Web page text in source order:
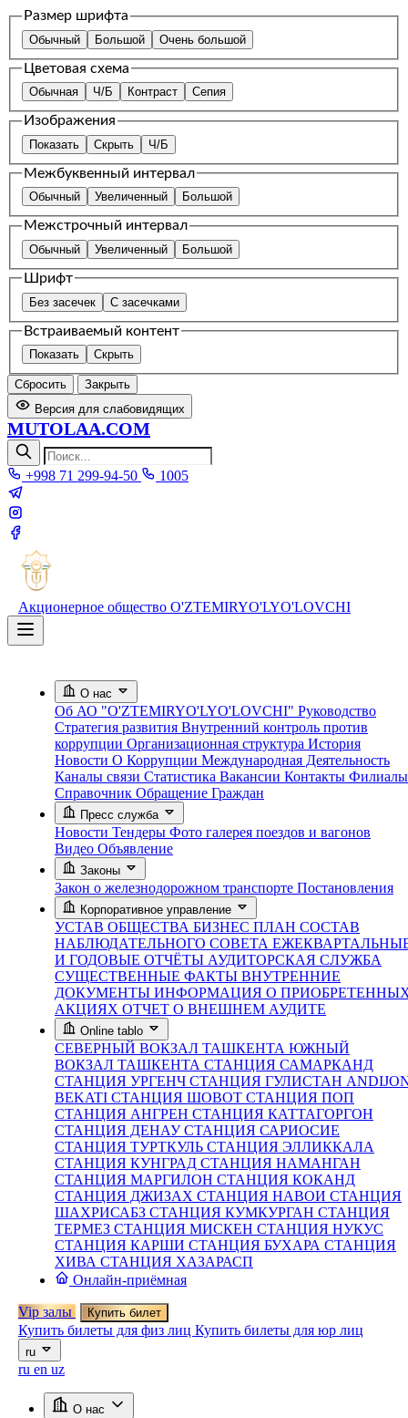
Размер шрифта
Обычный Большой Очень большой
Цветовая схема
Обычная Ч/Б Контраст Сепия
Изображения
Показать Скрыть Ч/Б
Межбуквенный интервал
Обычный Увеличенный Большой
Межстрочный интервал
Обычный Увеличенный Большой
Шрифт
Без засечек С засечками
Встраиваемый контент
Показать Скрыть
Сбросить
Закрыть
Версия для слабовидящих
MUTOLAA.COM
+998 71 299-94-50 1005
Акционерное общество O'ZTEMIRYO'LYO'LOVCHI
О нас
Об АО "O'ZTEMIRYO'LYO'LOVCHI" Руководство
Стратегия развития Внутренний контроль против
коррупции Организационная структура История
Новости О Коррупции Международная Деятельность
Каналы связи Статистика Вакансии Контакты Филиалы
Справочник Обращение Граждан
Пресс служба
Новости Тендеры Фото галерея поездов и вагонов
Видео Объявление
Законы
Закон о железнодорожном транспорте Постановления
Корпоративное управление
УСТАВ ОБЩЕСТВА БИЗНЕС ПЛАН СОСТАВ
НАБЛЮДАТЕЛЬНОГО СОВЕТА
И ГОДОВЫЕ ОТЧЁТЫ АУДИТОРСКАЯ СЛУЖБА
СУЩЕСТВЕННЫЕ ФАКТЫ ВНУТРЕННИЕ
ДОКУМЕНТЫ ИНФОРМАЦИЯ О
АКЦИЯХ ОТЧЕТ О ВНЕШНЕМ АУДИТЕ
Online tablo
СЕВЕРНЫЙ ВОКЗАЛ ТАШКЕНТА ЮЖНЫЙ
ВОКЗАЛ ТАШКЕНТА СТАНЦИЯ САМАРКАНД
СТАНЦИЯ УРГЕНЧ СТАНЦИЯ ГУЛИСТАН
BEKATI СТАНЦИЯ ШОВОТ СТАНЦИЯ ПОП
СТАНЦИЯ АНГРЕН СТАНЦИЯ КАТТАГОРГОН
СТАНЦИЯ ДЕНАУСТАНЦИЯ САРИОСИЕ
СТАНЦИЯ ТУРТКУЛЬ СТАНЦИЯ ЭЛЛИККАЛА
СТАНЦИЯ КУНГРАД СТАНЦИЯ НАМАНГАН
СТАНЦИЯ МАРГИЛОН СТАНЦИЯ КОКАНД
СТАНЦИЯ ДЖИЗАХ СТАНЦИЯ НАВОИ СТАНЦИЯ
ШАХРИСАБЗ СТАНЦИЯ КУМКУРГАН СТАНЦИЯ
ТЕРМЕЗ СТАНЦИЯ МИСКЕН СТАНЦИЯ НУКУС
СТАНЦИЯ КАРШИ СТАНЦИЯ БУХАРА СТАНЦИЯ
ХИВА СТАНЦИЯ ХАЗАРАСП
Онлайн-приёмная
Vip залы Купить билет
Купить билеты для физ лиц Купить билеты для юр лиц
ru
ru en uz
О нас